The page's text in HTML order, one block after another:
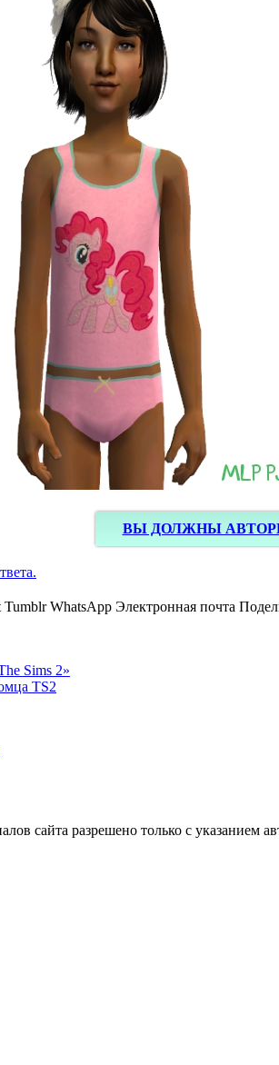
ВЫ ДОЛЖНЫ
Tumblr WhatsApp Электронная почта
Sims 2»
TS2
сайта разрешено только с